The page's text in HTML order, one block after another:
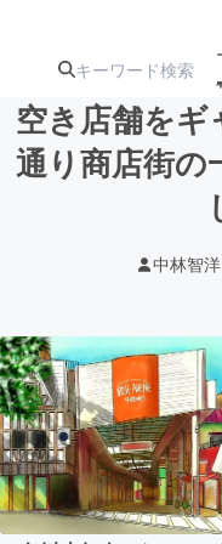
注目
テクノロジ
映像・映画
ビジネス・
空き店舗をギ
通り商店街の
中林智洋